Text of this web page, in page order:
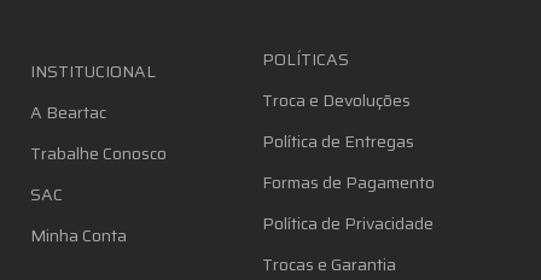
INSTITUCIONAL
A Beartac
Trabalhe Conosco
SAC
Minha Conta
POLÍTICAS
Troca e Devoluções
Política de Entregas
Formas de Pagamento
Política de Privacidade
Trocas e Garantia